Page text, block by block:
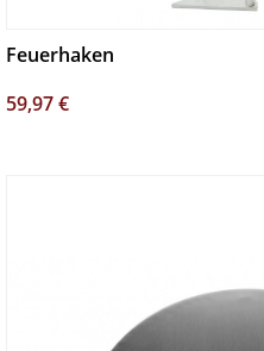
Feuerhaken
59,97 €